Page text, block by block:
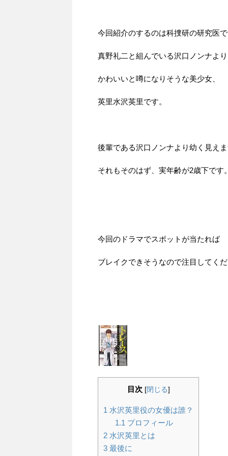
今回紹介のするのは科捜研の研究医で
真野礼二と組んでいる沢口ノンナより
かわいいと噂になりそうな美少女、
英里水沢英里です。
後輩である沢口ノンナより幼く見え
それもそのはず、実年齢が2歳下です
今回のドラマでスポットが当たれば
ブレイクできそうなので注目してく
目次 [閉じる]
1 水沢英里役の女優は誰？
1.1 プロフィール
2 水沢英里とは
3 最後に